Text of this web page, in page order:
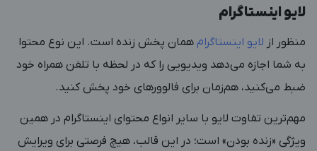
لایو اینستاگرام
منظور از لایو اینستاگرام همان پخش زنده است. این نوع محتوا
به شما اجازه می‌دهد ویدیویی را که در لحظه با تلفن همراه خود
ضبط می‌کنید، هم‌زمان برای فالوورهای خود پخش کنید.
مهم‌ترین تفاوت لایو با سایر انواع محتوای اینستاگرام در همین
ویژگی «زنده بودن» است؛ در این قالب، هیچ فرصتی برای ویرایش